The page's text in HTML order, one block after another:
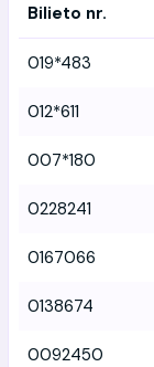
Bilieto nr.
019*483
012*611
007*180
0228241
0167066
0138674
0092450